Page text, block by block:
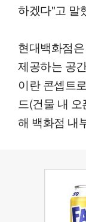
하겠다"고 말
현대백화점
제공하는 공
이란 콘셉트
드(건물 내
해 백화점 내